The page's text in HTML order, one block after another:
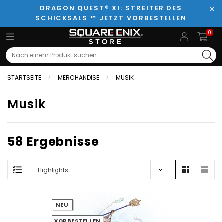
DRAGON QUEST® XI: STREITER DES
SCHICKSALS ™ JETZT VORBESTELLEN
0
Search
STARTSEITE MERCHANDISE MUSIK
Musik
58 Ergebnisse
NEU
VORBESTELLEN